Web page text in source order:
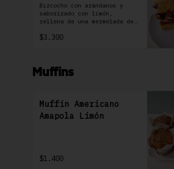
Individual 1 Uni
Bizcocho con arándanos y
saborizado con limón,
rellena de una mermelada de
un frosting de queso de
$3.300
Muffins
Muffin Americano
Amapola Limón
$1.400